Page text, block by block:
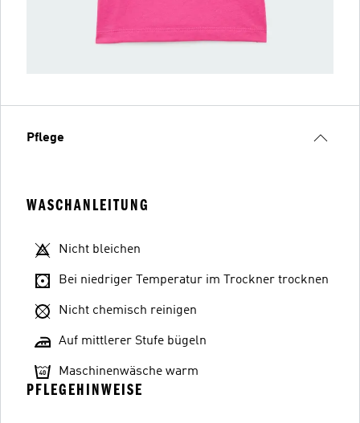
Pflege
WASCHANLEITUNG
Nicht bleichen
Bei niedriger Temperatur im Trockner trocknen
Nicht chemisch reinigen
Auf mittlerer Stufe bügeln
Maschinenwäsche warm
PFLEGEHINWEISE